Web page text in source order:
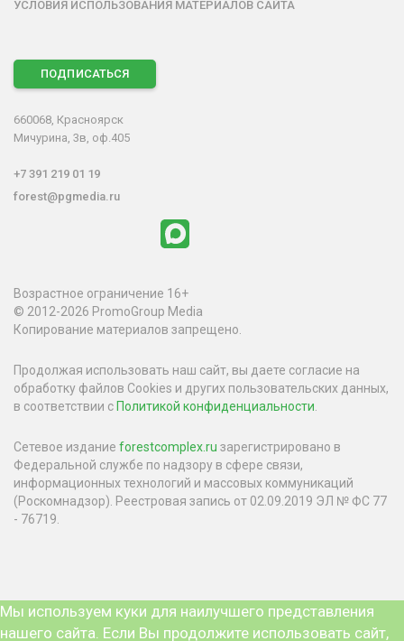
УСЛОВИЯ ИСПОЛЬЗОВАНИЯ МАТЕРИАЛОВ САЙТА
ПОДПИСАТЬСЯ
660068, Красноярск
Мичурина, 3в, оф.405
+7 391 219 01 19
forest@pgmedia.ru
Возрастное ограничение 16+
© 2012-2026 PromoGroup Media
Копирование материалов запрещено.
Продолжая использовать наш сайт, вы даете согласие на
обработку файлов Cookies и других пользовательских данных,
в соответствии с Политикой конфиденциальности.
Сетевое издание forestcomplex.ru зарегистрировано в
Федеральной службе по надзору в сфере связи,
информационных технологий и массовых коммуникаций
(Роскомнадзор). Реестровая запись от 02.09.2019 ЭЛ № ФС 77
- 76719.
Мы используем куки для наилучшего представления
нашего сайта. Если Вы продолжите использовать сайт,